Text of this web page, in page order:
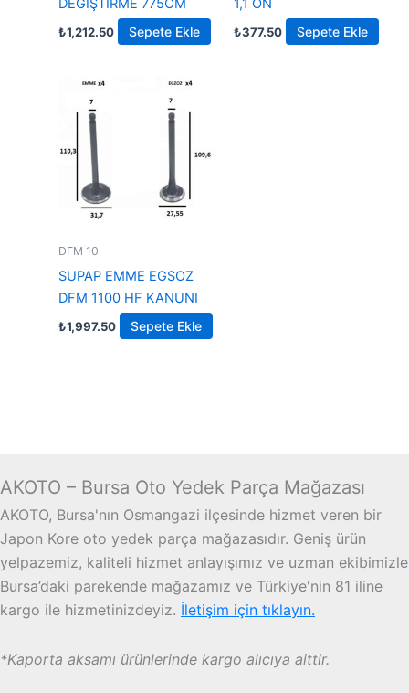
DEĞİŞTİRME 775CM
₺1,212.50 Sepete Ekle
1,1 ÖN
₺377.50 Sepete Ekle
DFM 10-
SUPAP EMME EGSOZ
DFM 1100 HF KANUNI
₺1,997.50 Sepete Ekle
AKOTO – Bursa Oto Yedek Parça Mağazası
AKOTO, Bursa'nın Osmangazi ilçesinde hizmet veren bir
Japon Kore oto yedek parça mağazasıdır. Geniş ürün
yelpazemiz, kaliteli hizmet anlayışımız ve uzman ekibimizle
Bursa’daki parekende mağazamız ve Türkiye'nin 81 iline
kargo ile hizmetinizdeyiz. İletişim için tıklayın.
*Kaporta aksamı ürünlerinde kargo alıcıya aittir.